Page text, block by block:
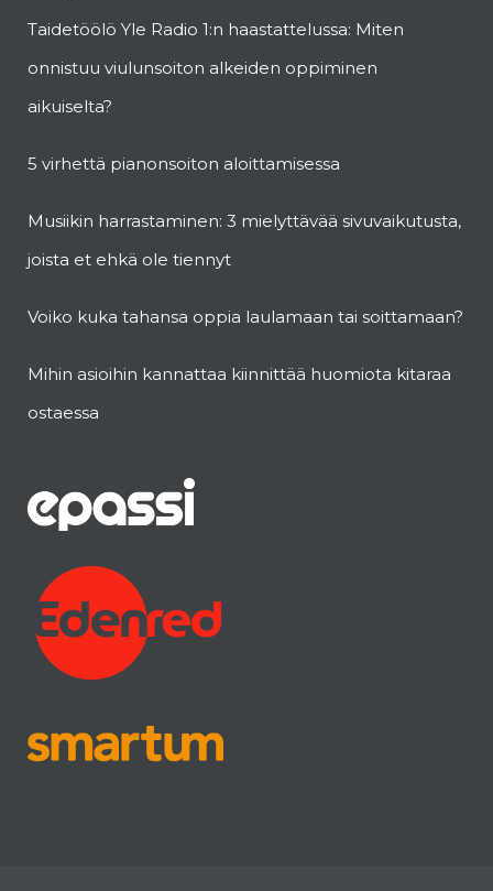
Taidetöölö Yle Radio 1:n haastattelussa: Miten
onnistuu viulunsoiton alkeiden oppiminen
aikuiselta?
5 virhettä pianonsoiton aloittamisessa
Musiikin harrastaminen: 3 mielyttävää sivuvaikutusta,
joista et ehkä ole tiennyt
Voiko kuka tahansa oppia laulamaan tai soittamaan?
Mihin asioihin kannattaa kiinnittää huomiota kitaraa
ostaessa